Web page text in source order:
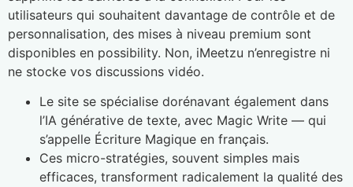
utilisateurs qui souhaitent davantage de contrôle et de
personnalisation, des mises à niveau premium sont
disponibles en possibility. Non, iMeetzu n’enregistre ni
ne stocke vos discussions vidéo.
Le site se spécialise dorénavant également dans
l’IA générative de texte, avec Magic Write — qui
s’appelle Écriture Magique en français.
Ces micro-stratégies, souvent simples mais
efficaces, transforment radicalement la qualité des